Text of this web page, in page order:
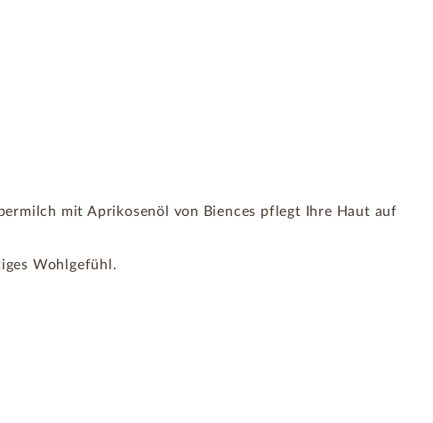
mit Aprikosenöl von Biences pflegt Ihre Haut auf
Wohlgefühl.